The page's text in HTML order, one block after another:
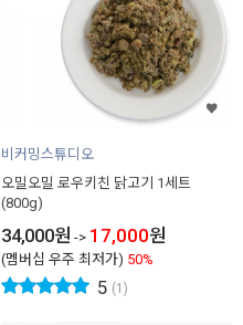
비커밍스튜디오
오밀오밀 로우키친 닭고기 1세트
(800g)
34,000원 -> 17,000원
(멤버십 우주 최저가) 50%
5 (1)